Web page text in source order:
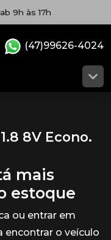
9h às 17h
(47)99626-4024
8V Econo.
mais
estoque
ou entrar em
encontrar o veículo